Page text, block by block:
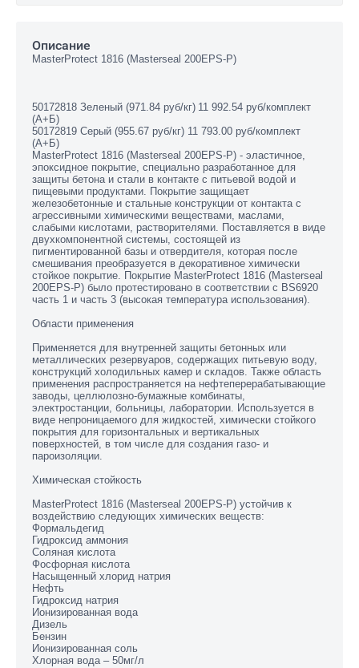
Описание
MasterProtect 1816 (Masterseal 200EPS-P)
50172818 Зеленый (971.84 руб/кг) 11 992.54 руб/комплект
(А+Б)
50172819 Серый (955.67 руб/кг) 11 793.00 руб/комплект
(А+Б)
MasterProtect 1816 (Masterseal 200EPS-P) - эластичное,
эпоксидное покрытие, специально разработанное для
защиты бетона и стали в контакте с питьевой водой и
пищевыми продуктами. Покрытие защищает
железобетонные и стальные конструкции от контакта с
агрессивными химическими веществами, маслами,
слабыми кислотами, растворителями. Поставляется в виде
двухкомпонентной системы, состоящей из
пигментированной базы и отвердителя, которая после
смешивания преобразуется в декоративное химически
стойкое покрытие. Покрытие MasterProtect 1816 (Masterseal
200EPS-P) было протестировано в соответствии с BS6920
часть 1 и часть 3 (высокая температура использования).
Области применения
Применяется для внутренней защиты бетонных или
металлических резервуаров, содержащих питьевую воду,
конструкций холодильных камер и складов. Также область
применения распространяется на нефтеперерабатывающие
заводы, целлюлозно-бумажные комбинаты,
электростанции, больницы, лаборатории. Используется в
виде непроницаемого для жидкостей, химически стойкого
покрытия для горизонтальных и вертикальных
поверхностей, в том числе для создания газо- и
пароизоляции.
Химическая стойкость
MasterProtect 1816 (Masterseal 200EPS-P) устойчив к
воздействию следующих химических веществ:
Формальдегид
Гидроксид аммония
Соляная кислота
Фосфорная кислота
Насыщенный хлорид натрия
Нефть
Гидроксид натрия
Ионизированная вода
Дизель
Бензин
Ионизированная соль
Хлорная вода – 50мг/л